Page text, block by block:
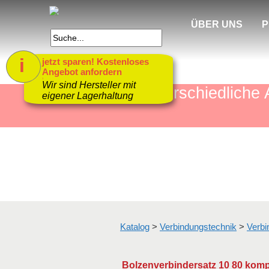
mehr als 4000
ÜBER UNS
Katalog > Verbindungstechnik >
Bolzenverbindersatz 10 80
jetzt sparen! Kostenloses
Angebot anfordern
1
Wir sind Hersteller mit
eigener Lagerhaltung
i